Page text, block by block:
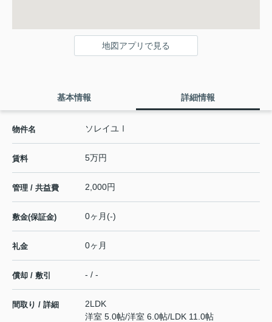
地図アプリで見る
基本情報 詳細情報
物件名 ソレイユⅠ
賃料 5万円
管理 / 共益費 2,000円
敷金(保証金) 0ヶ月(-)
礼金 0ヶ月
償却 / 敷引 - / -
間取り / 詳細
2LDK
洋室 5.0帖/洋室 6.0帖/LDK 11.0帖